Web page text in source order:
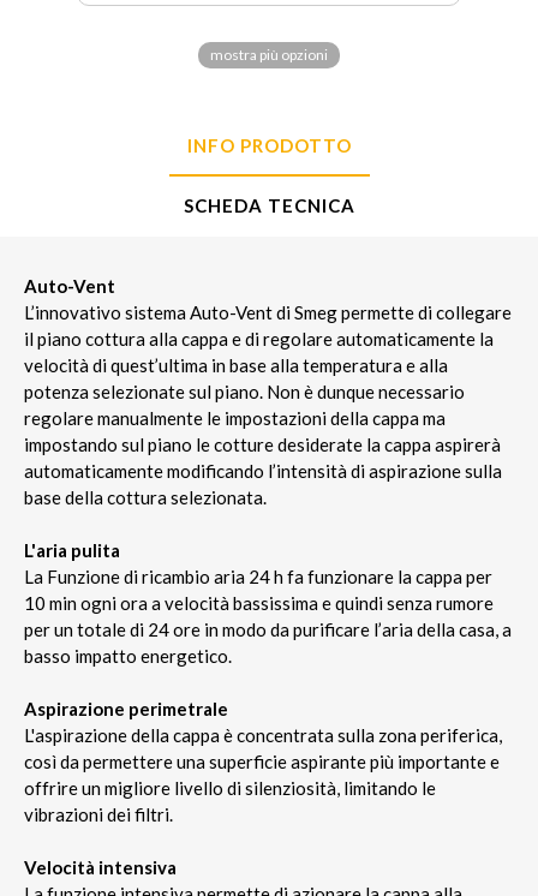
mostra più opzioni
INFO PRODOTTO
SCHEDA TECNICA
Auto-Vent
L’innovativo sistema Auto-Vent di Smeg permette di collegare
il piano cottura alla cappa e di regolare automaticamente la
velocità di quest’ultima in base alla temperatura e alla
potenza selezionate sul piano. Non è dunque necessario
regolare manualmente le impostazioni della cappa ma
impostando sul piano le cotture desiderate la cappa aspirerà
automaticamente modificando l’intensità di aspirazione sulla
base della cottura selezionata.
L'aria pulita
La Funzione di ricambio aria 24 h fa funzionare la cappa per
10 min ogni ora a velocità bassissima e quindi senza rumore
per un totale di 24 ore in modo da purificare l’aria della casa, a
basso impatto energetico.
Aspirazione perimetrale
L'aspirazione della cappa è concentrata sulla zona periferica,
così da permettere una superficie aspirante più importante e
offrire un migliore livello di silenziosità, limitando le
vibrazioni dei filtri.
Velocità intensiva